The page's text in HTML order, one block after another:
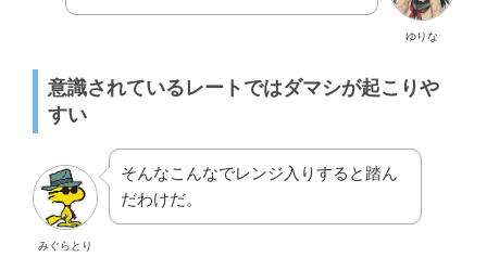
ゆりな
意識されているレートではダマシが起こりや
すい
みぐらとり
そんなこんなでレンジ入りすると踏ん
だわけだ。